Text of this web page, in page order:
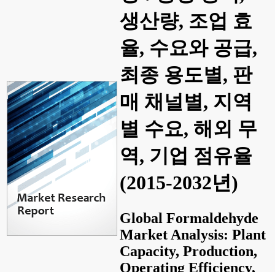
생산량, 조업 효
율, 수요와 공급,
최종 용도별, 판
매 채널별, 지역
별 수요, 해외 무
역, 기업 점유율
(2015-2032년)
Global Formaldehyde
Market Analysis: Plant
Capacity, Production,
Operating Efficiency,